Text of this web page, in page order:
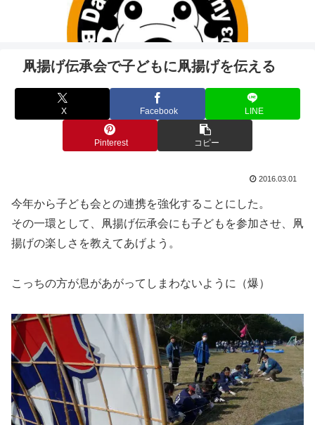
凧揚げ伝承会で子どもに凧揚げを伝える
X Facebook LINE
Pinterest コピー
2016.03.01
今年から子ども会との連携を強化することにした。
その一環として、凧揚げ伝承会にも子どもを参加させ、凧
揚げの楽しさを教えてあげよう。
こっちの方が息があがってしまわないように（爆）